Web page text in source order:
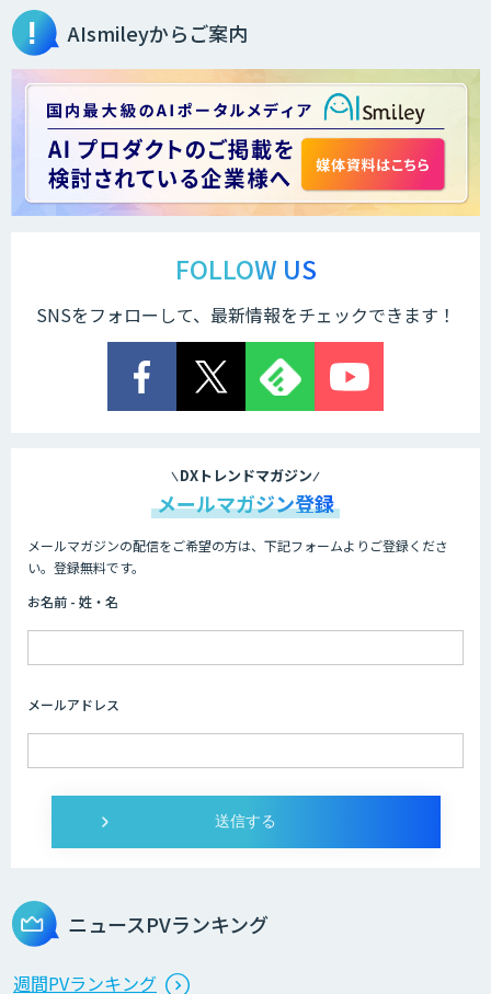
ローカル対応文書管理AIシステム
AI開発・伴走支援・内製化支援
ング研修
法人向け生成AIチャットサービス「ナレ
フルチャット」
と議事録化『スマレコ』
『AI』AI・ChatGPTのビジネス活用を戦
DXセカンドオピニオン
生産計画最適化AIソリューション
AIsmileyからご案内
FOLLOW US
SNSをフォローして、最新情報をチェックできます！
DXトレンドマガジン
メールマガジン登録
メールマガジンの配信をご希望の方は、下記フォームよりご登録くださ
い。登録無料です。
お名前 - 姓・名
メールアドレス
ニュースPVランキング
週間PVランキング